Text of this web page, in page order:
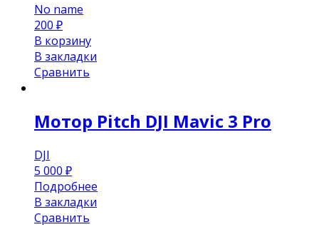
No name
200 ₽
В корзину
В закладки
Сравнить
Мотор Pitch DJI Mavic 3 Pro
DJI
5 000 ₽
Подробнее
В закладки
Сравнить